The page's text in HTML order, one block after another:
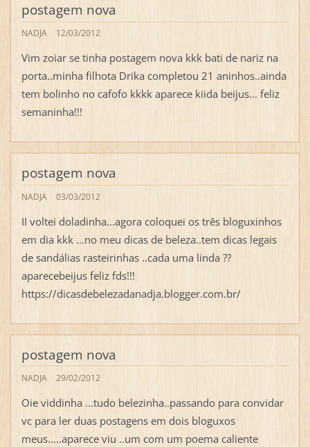
postagem nova
NADJA 12/03/2012
Vim zoiar se tinha postagem nova kkk bati de nariz na
porta..minha filhota Drika completou 21 aninhos..ainda
tem bolinho no cafofo kkkk aparece kiida beijus... feliz
semaninha!!!
postagem nova
NADJA 03/03/2012
II voltei doladinha...agora coloquei os três bloguxinhos
em dia kkk ...no meu dicas de beleza..tem dicas legais
de sandálias rasteirinhas ..cada uma linda ??
aparecebeijus feliz fds!!!
https://dicasdebelezadanadja.blogger.com.br/
postagem nova
NADJA 29/02/2012
Oie viddinha ...tudo belezinha..passando para convidar
vc para ler duas postagens em dois bloguxos
meus.....aparece viu ..um com um poema caliente